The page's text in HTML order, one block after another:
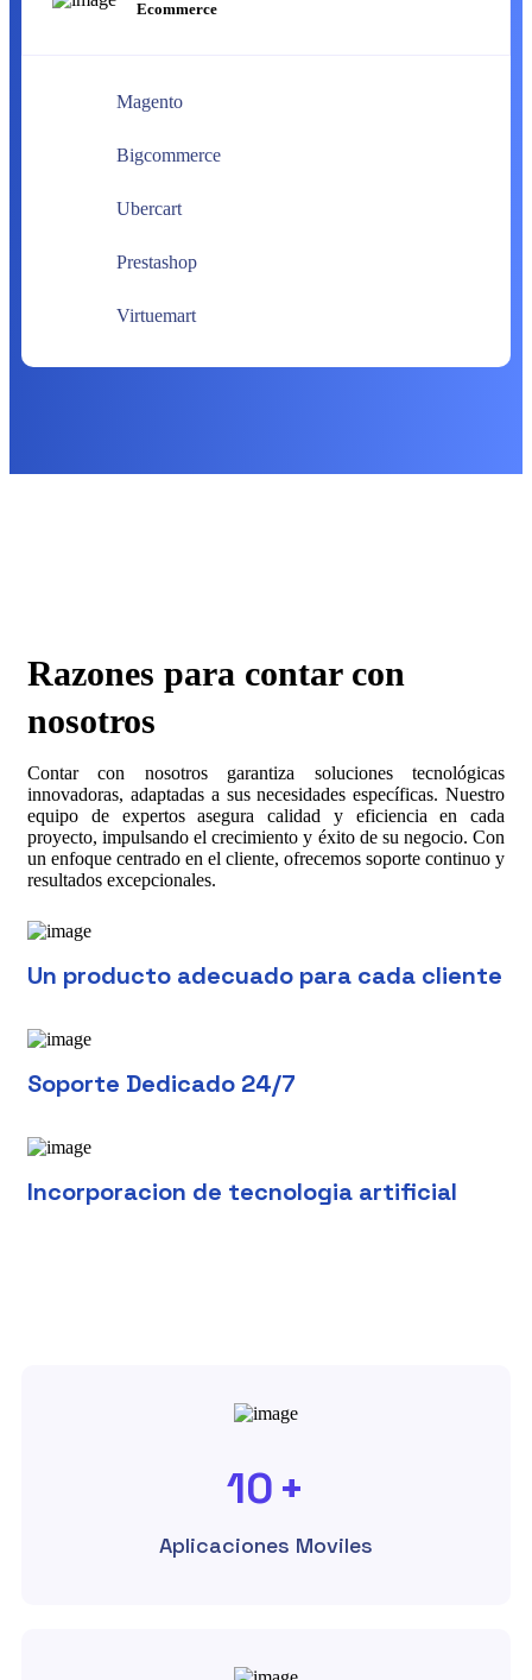
Ecommerce
Magento
Bigcommerce
Ubercart
Prestashop
Virtuemart
Razones para contar con
nosotros
Contar con nosotros garantiza soluciones tecnológicas
innovadoras, adaptadas a sus necesidades específicas. Nuestro
equipo de expertos asegura calidad y eficiencia en cada
proyecto, impulsando el crecimiento y éxito de su negocio. Con
un enfoque centrado en el cliente, ofrecemos soporte continuo y
resultados excepcionales.
Un producto adecuado para cada cliente
Soporte Dedicado 24/7
Incorporacion de tecnologia artificial
10+
Aplicaciones Moviles